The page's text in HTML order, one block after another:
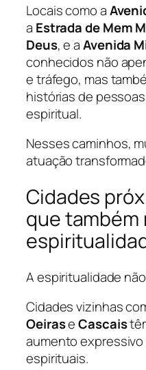
Locais como a
a Estrada de Mem
Deus, e aAvenida
conhecidos não
e tráfego, mas
histórias de
espiritual.
Nesses caminhos,
atuação
Cidades
que também
A espiritualidade
Cidades vizinhas
OeiraseCascais
aumento
espirituais.